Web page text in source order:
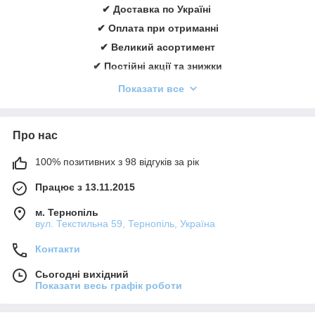
✔ Доставка по Україні
✔ Оплата при отриманні
✔ Великий асортимент
✔ Постійні акції та знижки
✔ Консультації із лікування ран
Показати все
Про нас
100% позитивних з 98 відгуків за рік
Працює з 13.11.2015
м. Тернопіль
вул. Текстильна 59, Тернопіль, Україна
Контакти
Сьогодні вихідний
Показати весь графік роботи